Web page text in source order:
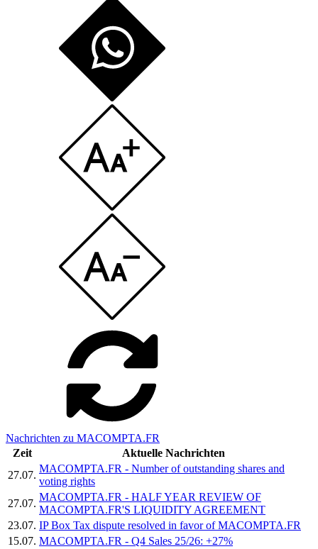
Nachrichten zu MACOMPTA.FR
Zeit
Aktuelle Nachrichten
27.07.
MACOMPTA.FR - Number of outstanding shares and
voting rights
27.07.
MACOMPTA.FR - HALF YEAR REVIEW OF
MACOMPTA.FR'S LIQUIDITY AGREEMENT
23.07. IP Box Tax dispute resolved in favor of MACOMPTA.FR
15.07. MACOMPTA.FR - Q4 Sales 25/26: +27%